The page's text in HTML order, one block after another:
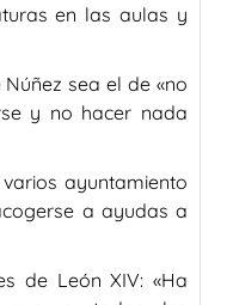
en las aulas y
sea el de «no
y no hacer nada
ayuntamiento
a ayudas a
de León XIV: «Ha